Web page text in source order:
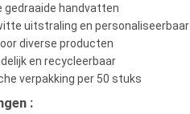
gedraaide handvatten
uitstraling en personaliseerbaar
diverse producten
en recycleerbaar
verpakking per 50 stuks
: